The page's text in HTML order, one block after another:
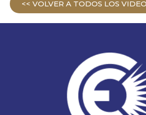
<< VOLVER A TODOS LOS